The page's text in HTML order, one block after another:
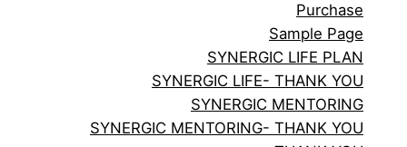
Purchase
Sample Page
SYNERGIC LIFE PLAN
SYNERGIC LIFE- THANK YOU
SYNERGIC MENTORING
SYNERGIC MENTORING- THANK YOU